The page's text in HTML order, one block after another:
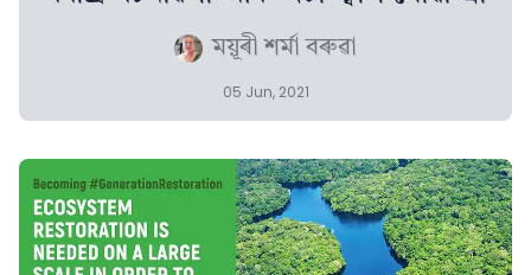
ময়ূৰী শৰ্মা বৰুৱা
05 Jun, 2021